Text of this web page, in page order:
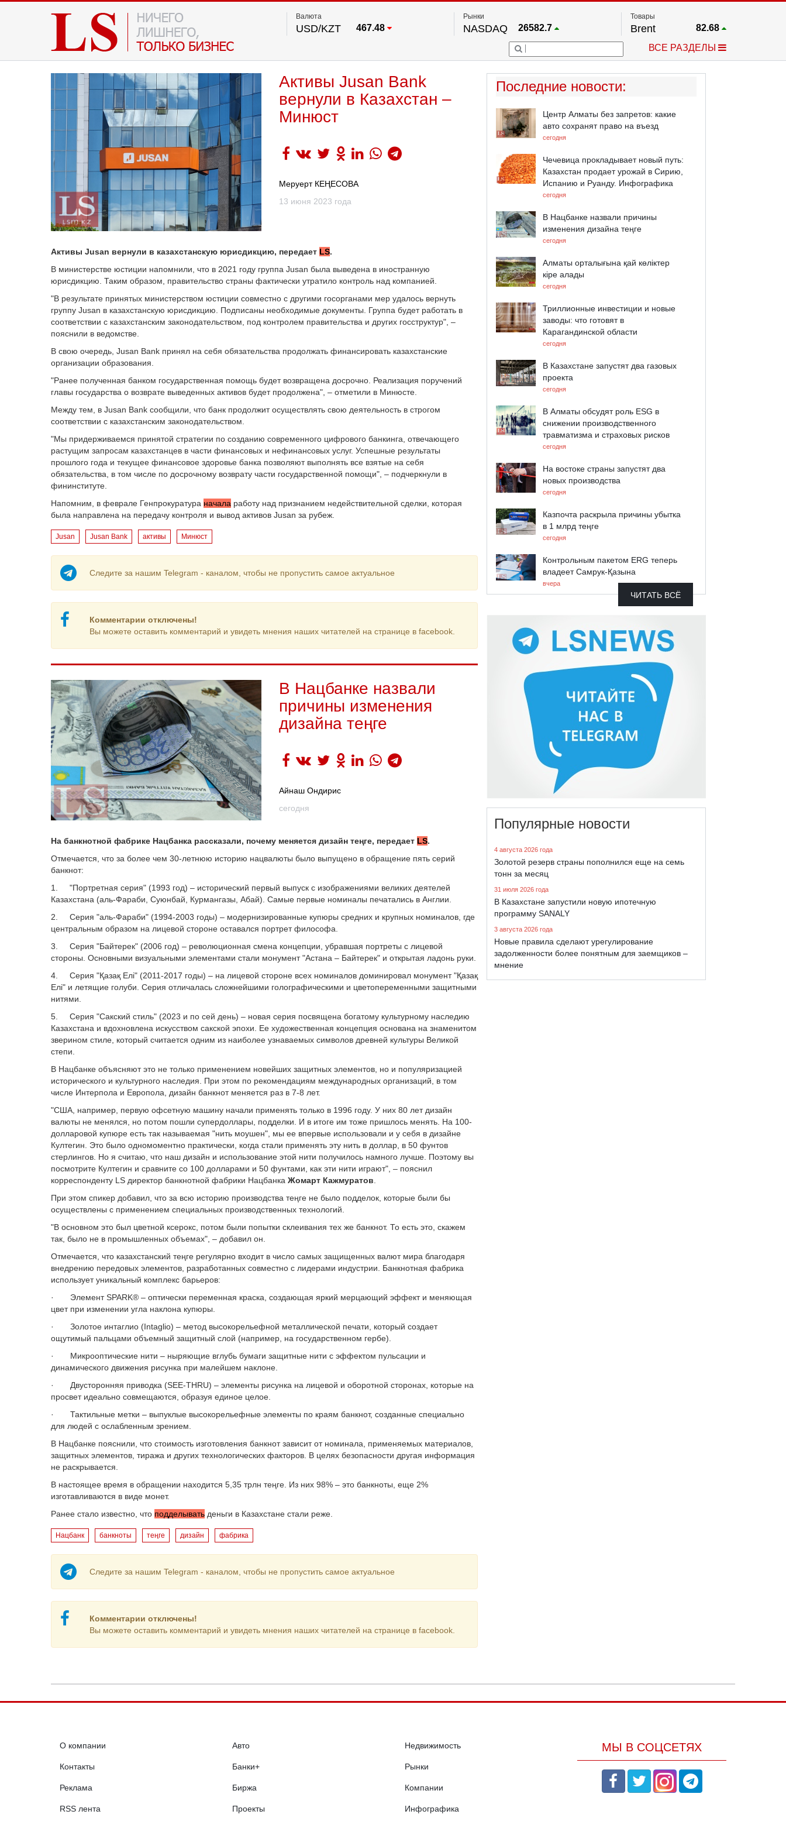
Валюта
USD/KZT 467.48
Рынки
NASDAQ 26582.7
FTSE 100 67.17
54032.3
S&P 500
24562.4
Товары
Brent 82.68
Платина
2.687
ВСЕ РАЗДЕЛЫ
Активы Jusan Bank
вернули в Казахстан –
Минюст
Меруерт КЕҢЕСОВА
13 июня 2023 года
Активы Jusan вернули в казахстанскую юрисдикцию, передает LS.
В министерстве юстиции напомнили, что в 2021 году группа Jusan была выведена в иностранную
юрисдикцию. Таким образом, правительство страны фактически утратило контроль над компанией.
"B результате принятых министерством юстиции совместно с другими госорганами мер удалось вернуть
группу Jusan в казахстанскую юрисдикцию. Подписаны необходимые документы. Группа будет работать в
соответствии c казахстанским законодательством, под контролем правительства и других госструктур", –
пояснили в ведомстве.
В свою очередь, Jusan Bank принял на себя обязательства продолжать финансировать казахстанские
организации образования.
"Ранее полученная банком государственная помощь будет возвращена досрочно. Реализация поручений
главы государства о возврате выведенных активов будет продолжена", – отметили в Минюсте.
Между тем, в Jusan Bank сообщили, что банк продолжит осуществлять свою деятельность в строгом
соответствии с казахстанским законодательством.
"Мы придерживаемся принятой стратегии по созданию современного цифрового банкинга, отвечающего
растущим запросам казахстанцев в части финансовых и нефинансовых услуг. Успешные результаты
прошлого года и текущее финансовое здоровье банка позволяют выполнять все взятые на себя
обязательства, в том числе по досрочному возврату части государственной помощи", – подчеркнули в
фининституте.
Напомним, в феврале Генпрокуратура начала работу над признанием недействительной сделки, которая
была направлена на передачу контроля и вывод активов Jusan за рубеж.
Jusan Jusan Bank активы Минюст
Следите за нашим Telegram - каналом, чтобы не пропустить самое актуальное
Комментарии отключены!
Вы можете оставить комментарий и увидеть мнения наших читателей на странице в facebook.
В Нацбанке назвали
причины изменения
дизайна теңге
Айнаш Ондирис
сегодня
На банкнотной фабрике Нацбанка рассказали, почему меняется дизайн теңге, передает LS.
Отмечается, что за более чем 30-летнюю историю нацвалюты было выпущено в обращение пять серий
банкнот:
1. "Портретная серия" (1993 год) – исторический первый выпуск с изображениями великих деятелей
Казахстана (аль-Фараби, Суюнбай, Курмангазы, Абай). Самые первые номиналы печатались в Англии.
2. Серия "аль-Фараби" (1994-2003 годы) – модернизированные купюры средних и крупных номиналов, где
центральным образом на лицевой стороне оставался портрет философа.
3. Серия "Байтерек" (2006 год) – революционная смена концепции, убравшая портреты с лицевой
стороны. Основными визуальными элементами стали монумент "Астана – Байтерек" и открытая ладонь руки.
4. Серия "Қазақ Елі" (2011-2017 годы) – на лицевой стороне всех номиналов доминировал монумент "Қазақ
Елі" и летящие голуби. Серия отличалась сложнейшими голографическими и цветопеременными защитными
нитями.
5. Серия "Сакский стиль" (2023 и по сей день) – новая серия посвящена богатому культурному наследию
Казахстана и вдохновлена искусством сакской эпохи. Ее художественная концепция основана на знаменитом
зверином стиле, который считается одним из наиболее узнаваемых символов древней культуры Великой
степи.
В Нацбанке объясняют это не только применением новейших защитных элементов, но и популяризацией
исторического и культурного наследия. При этом по рекомендациям международных организаций, в том
числе Интерпола и Европола, дизайн банкнот меняется раз в 7-8 лет.
"США, например, первую офсетную машину начали применять только в 1996 году. У них 80 лет дизайн
валюты не менялся, но потом пошли супердоллары, подделки. И в итоге им тоже пришлось менять. На 100-
долларовой купюре есть так называемая "нить моушен", мы ее впервые использовали и у себя в дизайне
Култегин. Это было одномоментно практически, когда стали применять эту нить в доллар, в 50 фунтов
стерлингов. Но я считаю, что наш дизайн и использование этой нити получилось намного лучше. Поэтому вы
посмотрите Култегин и сравните со 100 долларами и 50 фунтами, как эти нити играют", – пояснил
корреспонденту LS директор банкнотной фабрики Нацбанка Жомарт Кажмуратов
При этом спикер добавил, что за всю историю производства теңге не было подделок, которые были бы
осуществлены с применением специальных производственных технологий.
"В основном это был цветной ксерокс, потом были попытки склеивания тех же банкнот. То есть это, скажем
так, было не в промышленных объемах", – добавил он.
Отмечается, что казахстанский теңге регулярно входит в число самых защищенных валют мира благодаря
внедрению передовых элементов, разработанных совместно с лидерами индустрии. Банкнотная фабрика
использует уникальный комплекс барьеров:
· Элемент SPARK® – оптически переменная краска, создающая яркий мерцающий эффект и меняющая
цвет при изменении угла наклона купюры.
· Золотое интаглио (Intaglio) – метод высокорельефной металлической печати, который создает
ощутимый пальцами объемный защитный слой (например, на государственном гербе).
· Микрооптические нити – ныряющие вглубь бумаги защитные нити с эффектом пульсации и
динамического движения рисунка при малейшем наклоне.
· Двусторонняя приводка (SEE-THRU) – элементы рисунка на лицевой и оборотной сторонах, которые на
просвет идеально совмещаются, образуя единое целое.
· Тактильные метки – выпуклые высокорельефные элементы по краям банкнот, созданные специально
для людей с ослабленным зрением.
В Нацбанке пояснили, что стоимость изготовления банкнот зависит от номинала, применяемых материалов,
защитных элементов, тиража и других технологических факторов. В целях безопасности другая информация
не раскрывается.
В настоящее время в обращении находится 5,35 трлн теңге. Из них 98% – это банкноты, еще 2%
изготавливаются в виде монет.
Ранее стало известно, что подделывать деньги в Казахстане стали реже.
Нацбанк банкноты теңге дизайн фабрика
Следите за нашим Telegram - каналом, чтобы не пропустить самое актуальное
Комментарии отключены!
Вы можете оставить комментарий и увидеть мнения наших читателей на странице в facebook.
Последние новости:
Центр Алматы без запретов: какие
авто сохранят право на въезд
сегодня
Чечевица прокладывает новый путь:
Казахстан продает урожай в Сирию,
Испанию и Руанду. Инфографика
сегодня
В Нацбанке назвали причины
изменения дизайна теңге
сегодня
Алматы орталығына қай көліктер
кіре алады
сегодня
Триллионные инвестиции и новые
заводы: что готовят в
Карагандинской области
сегодня
В Казахстане запустят два газовых
проекта
сегодня
В Алматы обсудят роль ESG в
снижении производственного
травматизма и страховых рисков
сегодня
На востоке страны запустят два
новых производства
сегодня
Казпочта раскрыла причины убытка
в 1 млрд теңге
сегодня
Контрольным пакетом ERG теперь
владеет Самрук-Қазына
вчера
ЧИТАТЬ ВСЁ
Популярные новости
4 августа 2026 года
Золотой резерв страны пополнился еще на семь
тонн за месяц
31 июля 2026 года
В Казахстане запустили новую ипотечную
программу SANALY
3 августа 2026 года
Новые правила сделают урегулирование
задолженности более понятным для заемщиков –
мнение
О компании
Контакты
Реклама
RSS лента
Авто
Банки+
Биржа
Проекты
Недвижимость
Рынки
Компании
Инфографика
МЫ В СОЦСЕТЯХ